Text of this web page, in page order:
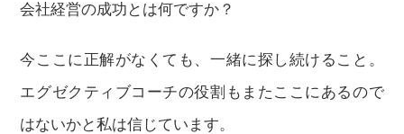
会社経営の成功とは何ですか？
今ここに正解がなくても、一緒に探し続けること。
エグゼクティブコーチの役割もまたここにあるので
はないかと私は信じています。